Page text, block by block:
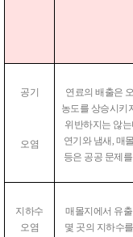
공기
오염
연료의 배출은
농도를 상승시키
위반하지는 않는
연기와 냄새, 매
등은 공공 문제
지하수
오염
매몰지에서 유
몇 곳의 지하수